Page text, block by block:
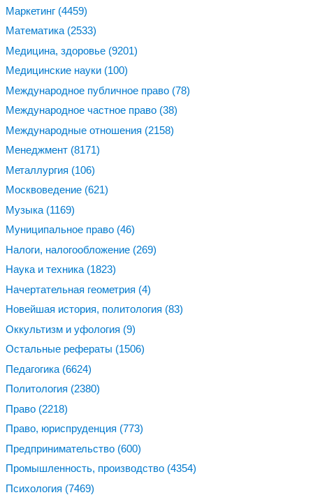
Маркетинг (4459)
Математика (2533)
Медицина, здоровье (9201)
Медицинские науки (100)
Международное публичное право (78)
Международное частное право (38)
Международные отношения (2158)
Менеджмент (8171)
Металлургия (106)
Москвоведение (621)
Музыка (1169)
Муниципальное право (46)
Налоги, налогообложение (269)
Наука и техника (1823)
Начертательная геометрия (4)
Новейшая история, политология (83)
Оккультизм и уфология (9)
Остальные рефераты (1506)
Педагогика (6624)
Политология (2380)
Право (2218)
Право, юриспруденция (773)
Предпринимательство (600)
Промышленность, производство (4354)
Психология (7469)